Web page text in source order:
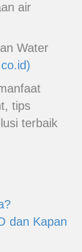
air
Water
tips
terbaik
dan Kapan